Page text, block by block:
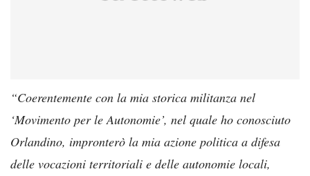
“Coerentemente con la mia storica militanza nel
‘Movimento per le Autonomie’, nel quale ho conosciuto
Orlandino, impronterò la mia azione politica a difesa
delle vocazioni territoriali e delle autonomie locali,